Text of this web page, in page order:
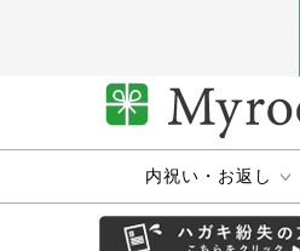
内祝い・お返し